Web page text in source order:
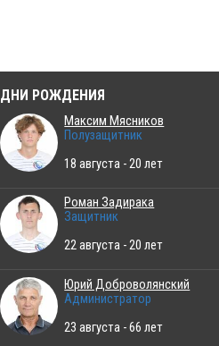
ДНИ РОЖДЕНИЯ
Максим Мясников
Полузащитник
18 августа - 20 лет
Роман Задирака
Защитник
22 августа - 20 лет
Юрий Доброволянский
Администратор
23 августа - 66 лет